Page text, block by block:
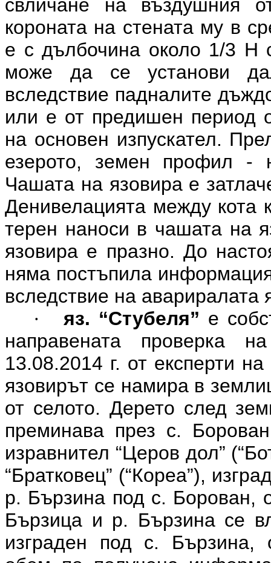
свличане на въздушния
короната на стената му в
е с дълбочина около 1/3 Н
може да се установи
вследствие падналите
или е от предишен период
на основен изпускател.
езерото, земен профил -
Чашата на язовира е
Денивелацията между кота
терен наноси в чашата на
язовира е празно. До
няма постъпила
вследствие на авариралата
· яз. “Стубеля” е
направената проверка
13.08.2014 г. от експерти
язовирът се намира в
от селото. Дерето след
преминава през с.
изравнител “Церов дол”
“Братковец” (“Кореа”),
р. Бързина под с. Борован,
Бързица и р. Бързина се
изграден под с.